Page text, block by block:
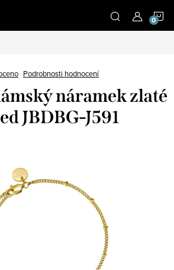
Podrobnosti hodnocení
náramek zlaté
JBDBG-J591